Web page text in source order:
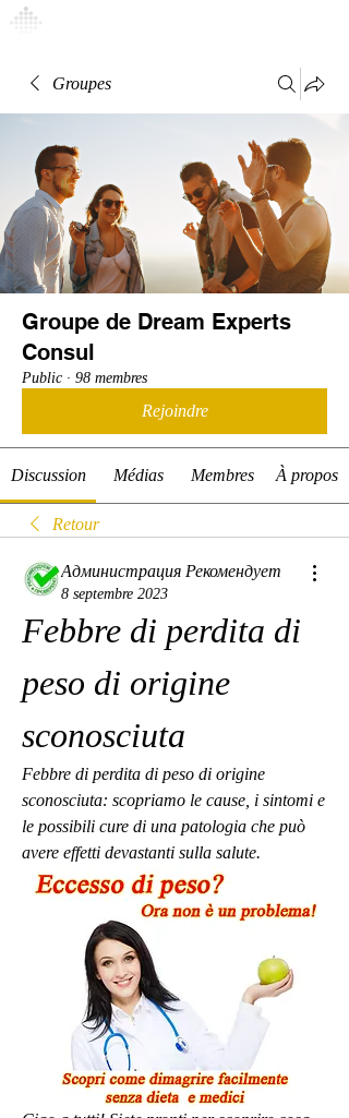
Groupes
Groupe de Dream Experts
Consul
Public · 98 membres
Rejoindre
Discussion Médias Membres À propos
Retour
Администрация Рекомендует
8 septembre 2023
Febbre di perdita di
peso di origine
sconosciuta
Febbre di perdita di peso di origine
sconosciuta: scopriamo le cause, i sintomi e
le possibili cure di una patologia che può
avere effetti devastanti sulla salute.